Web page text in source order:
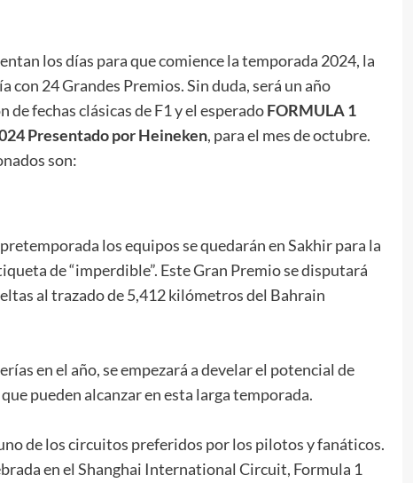
los días para que comience la temporada 2024, la
con 24 Grandes Premios. Sin duda, será un año
fechas clásicas de F1 y el esperadoFORMULA 1
Presentado por Heineken, para el mes de octubre.
son:
los equipos se quedarán en Sakhir para la
de “imperdible”. Este Gran Premio se disputará
al trazado de 5,412 kilómetros del Bahrain
en el año, se empezará a develar el potencial de
pueden alcanzar en esta larga temporada.
de los circuitos preferidos por los pilotos y fanáticos.
en el Shanghai International Circuit, Formula 1